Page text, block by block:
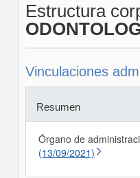
Estructura
Vinculaciones
Resumen
Órgano de
(13/09/2021)